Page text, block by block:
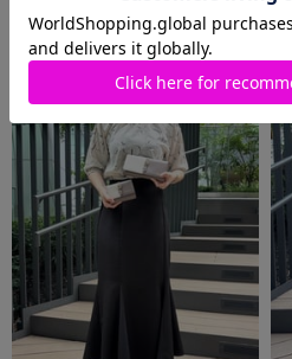
2026.08.08
Samantha Thavasa